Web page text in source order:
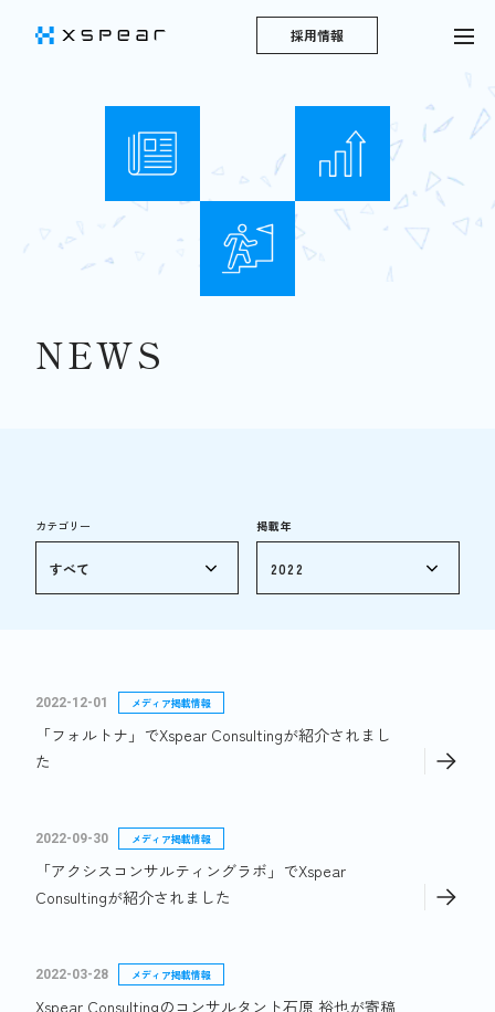
採用情報
NEWS
カテゴリー 掲載年
2022-12-01 メディア掲載情報
「フォルトナ」でXspear Consultingが紹介されまし
た
2022-09-30 メディア掲載情報
「アクシスコンサルティングラボ」でXspear
Consultingが紹介されました
2022-03-28 メディア掲載情報
Xspear Consultingのコンサルタント石原 裕也が寄稿